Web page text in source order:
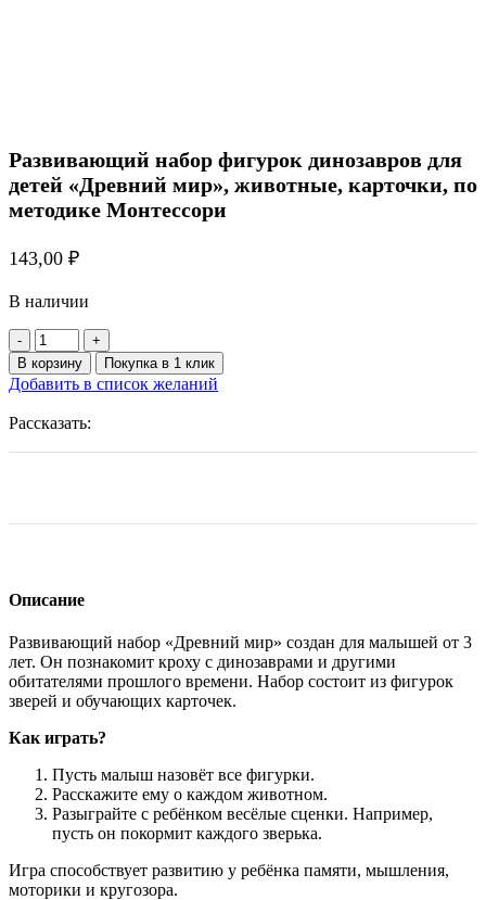
Развивающий набор фигурок динозавров для
детей «Древний мир», животные, карточки, по
методике Монтессори
143,00 ₽
В наличии
Количество
товара
Развивающий
набор
динозавров
для
Монтессори
В корзину Покупка в 1 клик
Добавить в список желаний
Рассказать:
Описание
Развивающий набор «Древний мир» создан для малышей от 3
лет. Он познакомит кроху с динозаврами и другими
обитателями прошлого времени. Набор состоит из фигурок
зверей и обучающих карточек.
Как играть?
Пусть малыш назовёт все фигурки.
Расскажите ему о каждом животном.
Разыграйте с ребёнком весёлые сценки. Например,
пусть он покормит каждого зверька.
Игра способствует развитию у ребёнка памяти, мышления,
моторики и кругозора.